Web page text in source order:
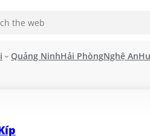
Quảng NinhHải PhòngNghệ An